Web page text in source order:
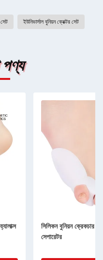
ইউনিভার্সাল বুনিয়ন ক্রেক্টর সেট
সিলিকন বুনিয়ন ক্রেকচার
সেপারেটর